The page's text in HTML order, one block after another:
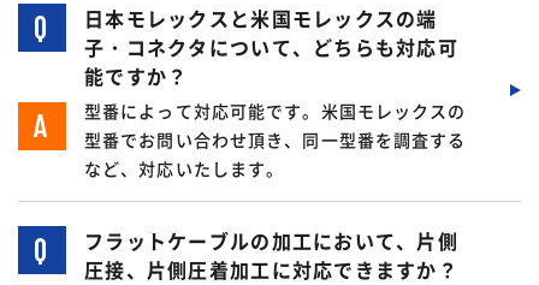
日本モレックスと米国モレックスの端
子・コネクタについて、どちらも対応可
能ですか？
型番によって対応可能です。米国モレックスの
型番でお問い合わせ頂き、同一型番を調査する
など、対応いたします。
フラットケーブルの加工において、片側
圧接、片側圧着加工に対応できますか？